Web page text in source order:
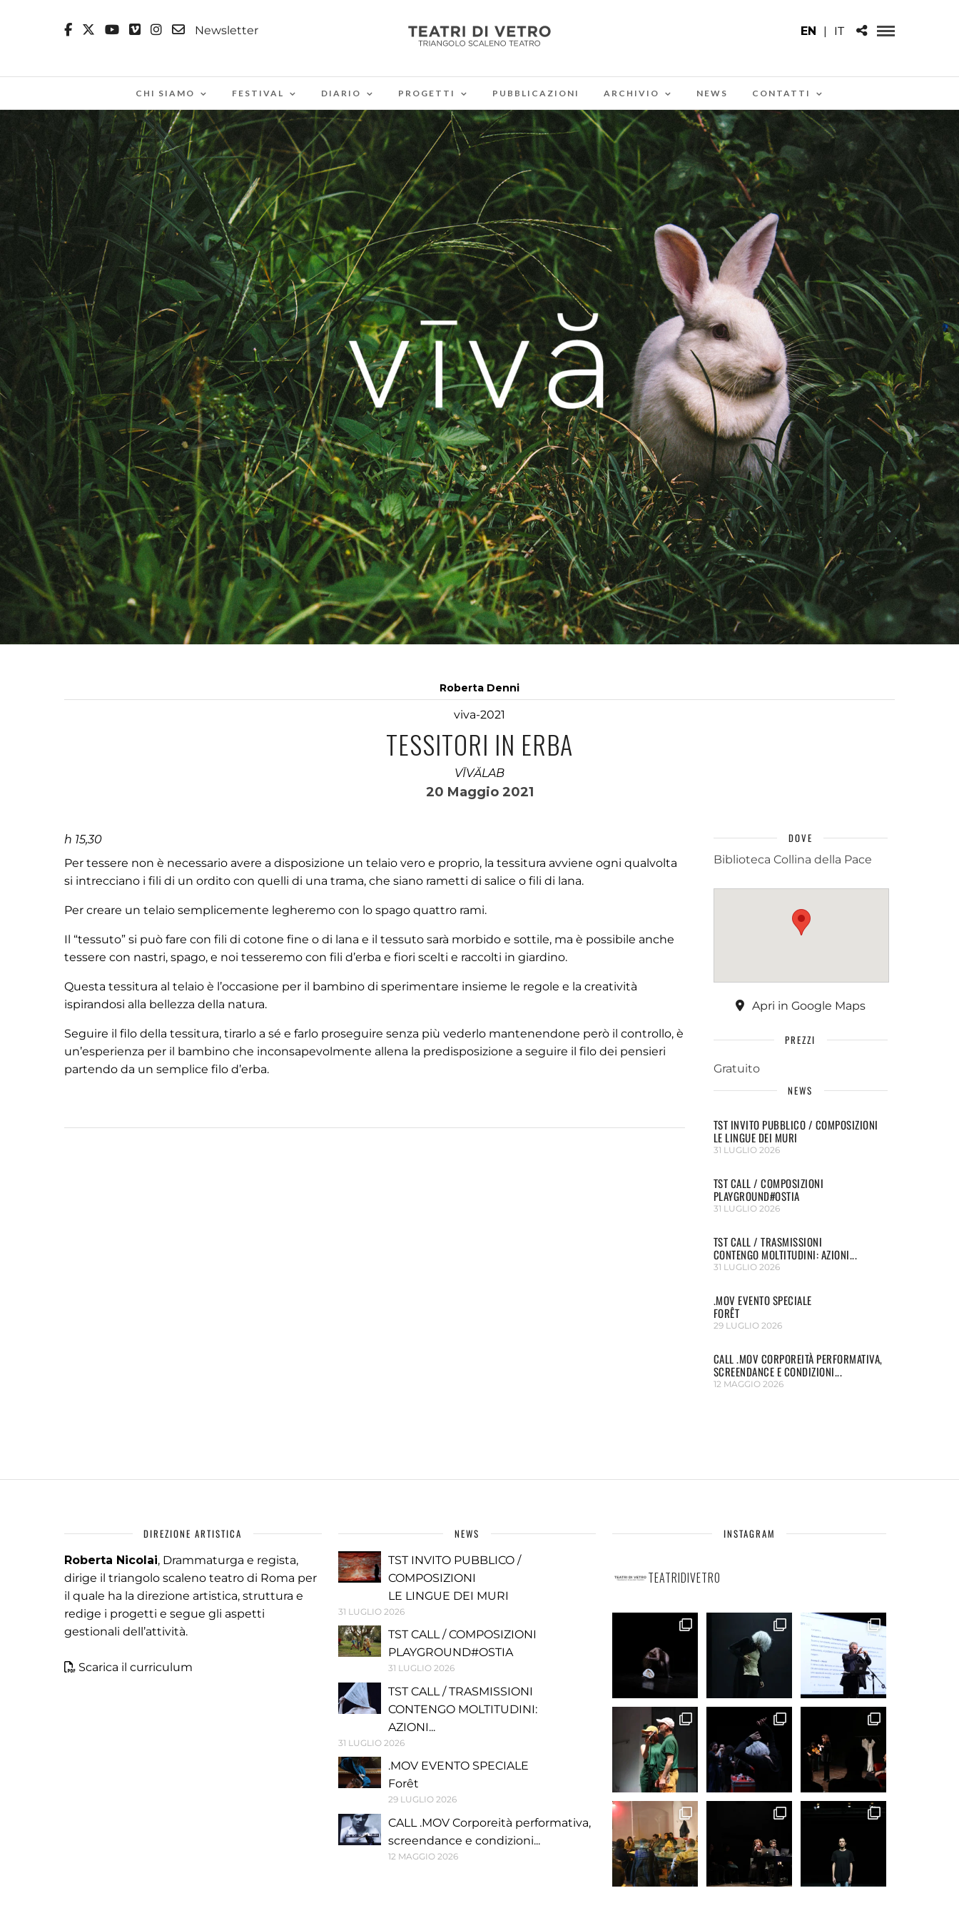
Newsletter EN | IT
CHI SIAMO FESTIVAL DIARIO PROGETTI PUBBLICAZIONI ARCHIVIO NEWS CONTATTI
Roberta Denni
viva-2021
TESSITORI IN ERBA
VĪVĂLAB
20 Maggio 2021
h 15,30
Per tessere non è necessario avere a disposizione un telaio vero e proprio, la tessitura avviene ogni qualvolta
si intrecciano i fili di un ordito con quelli di una trama, che siano rametti di salice o fili di lana.
Per creare un telaio semplicemente legheremo con lo spago quattro rami.
Il “tessuto” si può fare con fili di cotone fine o di lana e il tessuto sarà morbido e sottile, ma è possibile anche
tessere con nastri, spago, e noi tesseremo con fili d’erba e fiori scelti e raccolti in giardino.
Questa tessitura al telaio è l’occasione per il bambino di sperimentare insieme le regole e la creatività
ispirandosi alla bellezza della natura.
Seguire il filo della tessitura, tirarlo a sé e farlo proseguire senza più vederlo mantenendone però il controllo, è
un’esperienza per il bambino che inconsapevolmente allena la predisposizione a seguire il filo dei pensieri
partendo da un semplice filo d’erba.
DOVE
Biblioteca Collina della Pace
Apri in Google Maps
PREZZI
Gratuito
NEWS
TST INVITO PUBBLICO / COMPOSIZIONI
LE LINGUE DEI MURI
31 LUGLIO 2026
TST CALL / COMPOSIZIONI
PLAYGROUND#OSTIA
31 LUGLIO 2026
TST CALL / TRASMISSIONI
CONTENGO MOLTITUDINI: AZIONI...
31 LUGLIO 2026
.MOV EVENTO SPECIALE
FORÊT
29 LUGLIO 2026
CALL .MOV CORPOREITÀ PERFORMATIVA,
SCREENDANCE E CONDIZIONI...
12 MAGGIO 2026
DIREZIONE ARTISTICA
Roberta Nicolai, Drammaturga e regista,
dirige il triangolo scaleno teatro di Roma per
il quale ha la direzione artistica, struttura e
redige i progetti e segue gli aspetti
gestionali dell’attività.
Scarica il curriculum
NEWS
TST INVITO PUBBLICO /
COMPOSIZIONI
LE LINGUE DEI MURI
31 LUGLIO 2026
TST CALL / COMPOSIZIONI
PLAYGROUND#OSTIA
31 LUGLIO 2026
TST CALL / TRASMISSIONI
CONTENGO MOLTITUDINI:
AZIONI...
31 LUGLIO 2026
.MOV EVENTO SPECIALE
Forêt
29 LUGLIO 2026
CALL .MOV Corporeità performativa,
screendance e condizioni...
12 MAGGIO 2026
INSTAGRAM
TEATRIDIVETRO